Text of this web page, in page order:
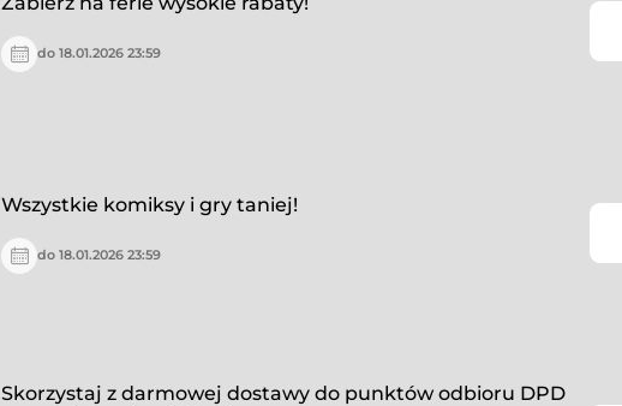
do 18.01.2026 23:59
Wszystkie komiksy i gry taniej!
do 18.01.2026 23:59
Skorzystaj z darmowej dostawy do punktów odbioru DPD